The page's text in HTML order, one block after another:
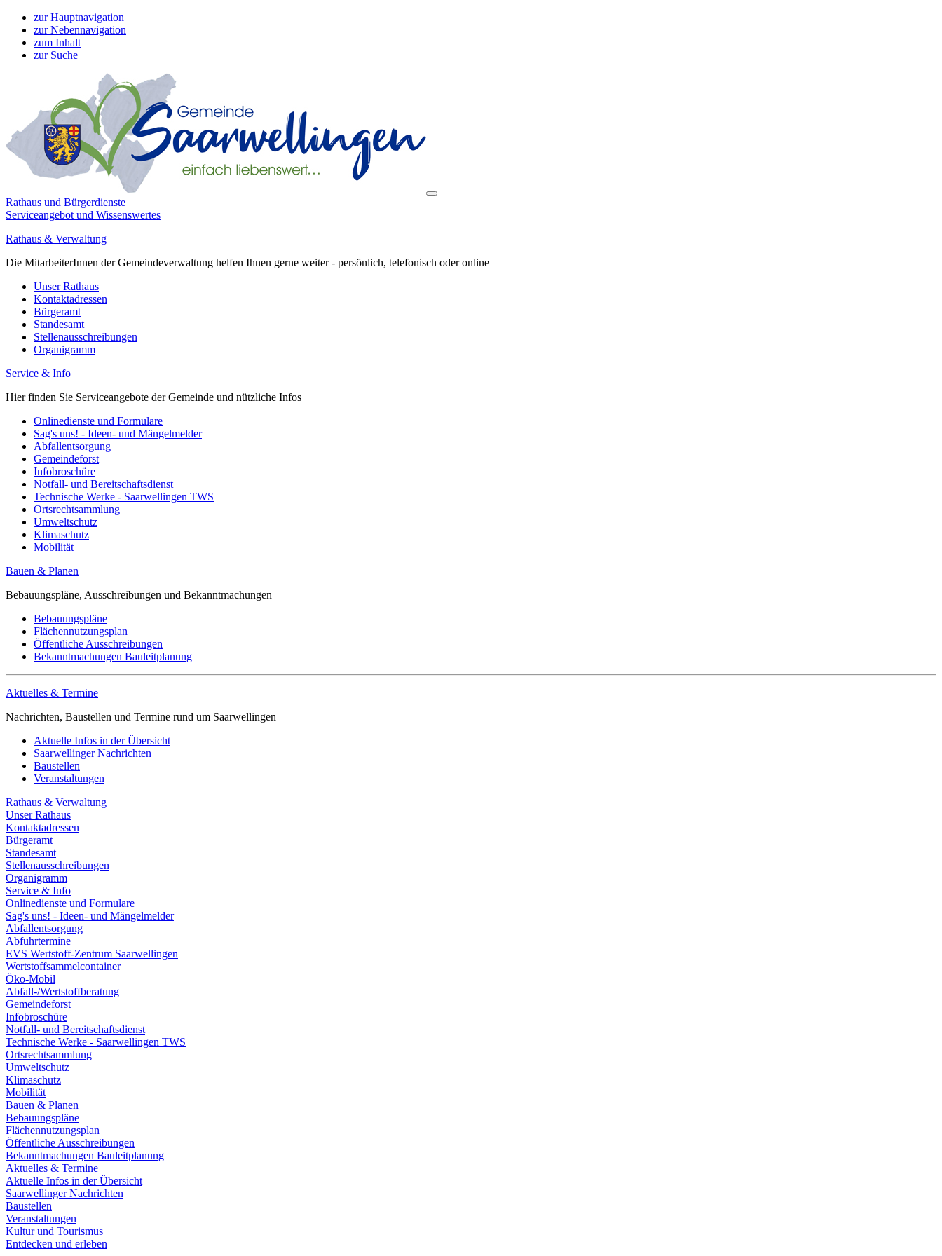
zur Hauptnavigation
zur Nebennavigation
zum Inhalt
zur Suche
Rathaus und Bürgerdienste
Serviceangebot und Wissenswertes
Rathaus & Verwaltung
Die MitarbeiterInnen der Gemeindeverwaltung helfen Ihnen gerne weiter - persönlich, telefonisch oder online
Unser Rathaus
Kontaktadressen
Bürgeramt
Standesamt
Stellenausschreibungen
Organigramm
Service & Info
Hier finden Sie Serviceangebote der Gemeinde und nützliche Infos
Onlinedienste und Formulare
Sag's uns! - Ideen- und Mängelmelder
Abfallentsorgung
Gemeindeforst
Infobroschüre
Notfall- und Bereitschaftsdienst
Technische Werke - Saarwellingen TWS
Ortsrechtsammlung
Umweltschutz
Klimaschutz
Mobilität
Bauen & Planen
Bebauungspläne, Ausschreibungen und Bekanntmachungen
Bebauungspläne
Flächennutzungsplan
Öffentliche Ausschreibungen
Bekanntmachungen Bauleitplanung
Aktuelles & Termine
Nachrichten, Baustellen und Termine rund um Saarwellingen
Aktuelle Infos in der Übersicht
Saarwellinger Nachrichten
Baustellen
Veranstaltungen
Rathaus & Verwaltung
Unser Rathaus
Kontaktadressen
Bürgeramt
Standesamt
Stellenausschreibungen
Organigramm
Service & Info
Onlinedienste und Formulare
Sag's uns! - Ideen- und Mängelmelder
Abfallentsorgung
Abfuhrtermine
EVS Wertstoff-Zentrum Saarwellingen
Wertstoffsammelcontainer
Öko-Mobil
Abfall-/Wertstoffberatung
Gemeindeforst
Infobroschüre
Notfall- und Bereitschaftsdienst
Technische Werke - Saarwellingen TWS
Ortsrechtsammlung
Umweltschutz
Klimaschutz
Mobilität
Bauen & Planen
Bebauungspläne
Flächennutzungsplan
Öffentliche Ausschreibungen
Bekanntmachungen Bauleitplanung
Aktuelles & Termine
Aktuelle Infos in der Übersicht
Saarwellinger Nachrichten
Baustellen
Veranstaltungen
Kultur und Tourismus
Entdecken und erleben